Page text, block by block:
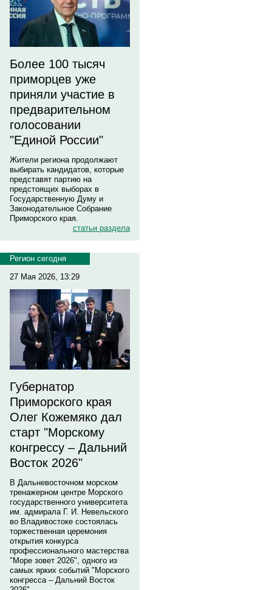
Более 100 тысяч
приморцев уже
приняли участие в
предварительном
голосовании
"Единой России"
Жители региона продолжают
выбирать кандидатов, которые
представят партию на
предстоящих выборах в
Государственную Думу и
Законодательное Собрание
Приморского края.
статьи раздела
Регион сегодня
27 Мая 2026, 13:29
Губернатор
Приморского края
Олег Кожемяко дал
старт "Морскому
конгрессу – Дальний
Восток 2026"
В Дальневосточном морском
тренажерном центре Морского
государственного университета
им. адмирала Г. И. Невельского
во Владивостоке состоялась
торжественная церемония
открытия конкурса
профессионального мастерства
"Море зовет 2026", одного из
самых ярких событий "Морского
конгресса – Дальний Восток